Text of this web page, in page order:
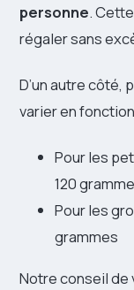
personne.
régaler sans
D’un autre
varier en
Pour les
120
Pour les
grammes
Notre conseil de